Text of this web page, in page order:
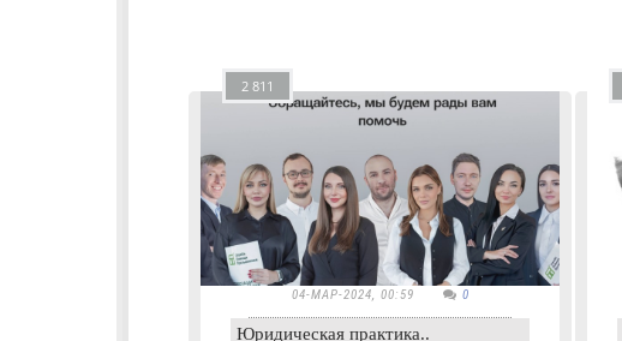
2 811
04-МАР-2024, 00:59 0
Юридическая практика..